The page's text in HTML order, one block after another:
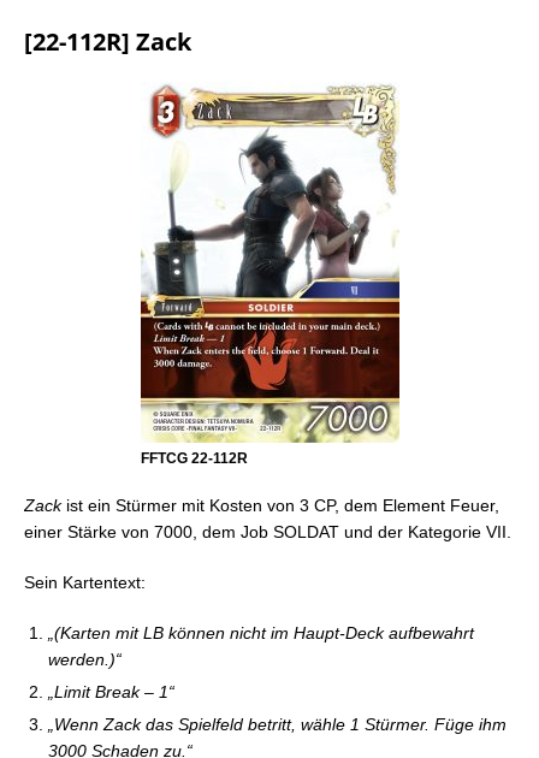
[22-112R] Zack
FFTCG 22-112R
Zackist ein Stürmer mit Kosten von 3 CP, dem Element Feuer,
einer Stärke von 7000, dem Job SOLDAT und der Kategorie VII.
Sein Kartentext:
„(Karten mit LB können nicht im Haupt-Deck aufbewahrt
werden.)“
„Limit Break – 1“
„Wenn Zack das Spielfeld betritt, wähle 1 Stürmer. Füge ihm
3000 Schaden zu.“